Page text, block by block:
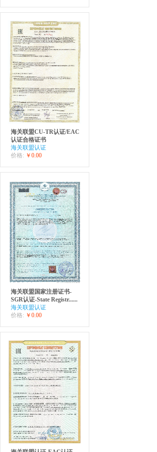
海关联盟CU-TR认证/EAC
认证合格证书
海关联盟认证
价格: ￥0.00
海关联盟国家注册证书-
SGR认证-State Registr......
海关联盟认证
价格: ￥0.00